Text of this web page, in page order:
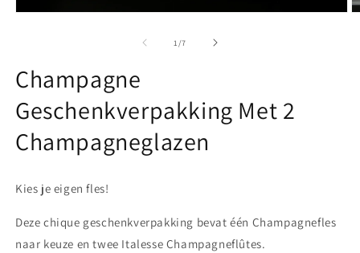
1 /van
7
Champagne
Geschenkverpakking Met 2
Champagneglazen
Kies je eigen fles!
Deze chique geschenkverpakking bevat één Champagnefles
naar keuze en twee Italesse Champagneflûtes.